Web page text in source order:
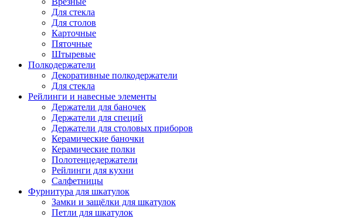
Для стекла
Для столов
Карточные
Пяточные
Штыревые
Полкодержатели
Декоративные полкодержатели
Для стекла
Рейлинги и навесные элементы
Держатели для баночек
Держатели для специй
Держатели для столовых приборов
Керамические баночки
Керамические полки
Полотенцедержатели
Рейлинги для кухни
Салфетницы
Фурнитура для шкатулок
Замки и защёлки для шкатулок
Петли для шкатулок